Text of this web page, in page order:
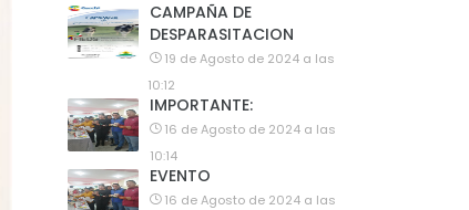
CAMPAÑA DE
DESPARASITACION
19 de Agosto de 2024 a las
10:12
IMPORTANTE:
16 de Agosto de 2024 a las
10:14
EVENTO
16 de Agosto de 2024 a las